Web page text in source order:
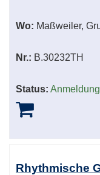
Wo: Maßweiler,
Nr.: B.30232TH
Status:
Rhythmische